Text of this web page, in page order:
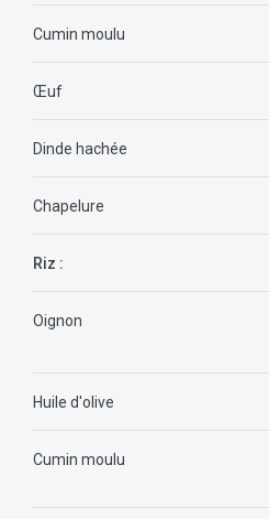
Cumin moulu
Œuf
Dinde hachée
Chapelure
Riz :
Oignon
Huile d'olive
Cumin moulu